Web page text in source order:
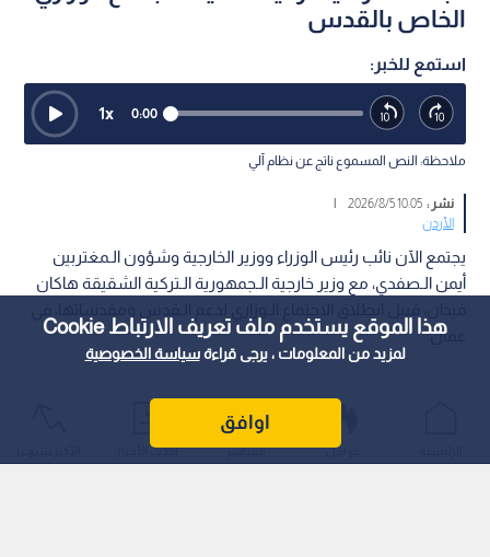
هذا الموقع يستخدم ملف تعريف الارتباط Cookie
لمزيد من المعلومات ، يرجى قراءةسياسة الخصوصية
اوافق
الخاص بالقدس
استمع للخبر:
0:00
1x
ملاحظة: النص المسموع ناتج عن نظام آلي
نشر :10:05 2026/8/5
|
الأردن
يجتمع الآن نائب رئيس الوزراء ووزير الخارجية وشؤون الـمغتربين
أيمن الـصفدي، مع وزير خارجية الـجمهورية الـتركية الشقيقة هاكان
عمان.
عواجل المباشر أحدث الأخبار